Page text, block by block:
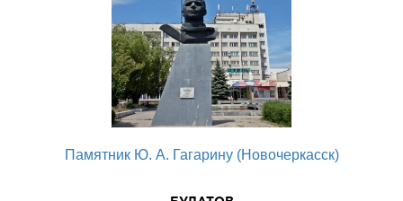
Памятник Ю. А. Гагарину (Новочеркасск)